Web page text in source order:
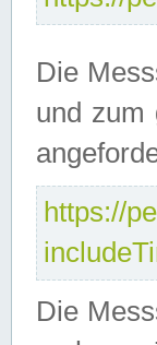
Die
und zum
https://
Die